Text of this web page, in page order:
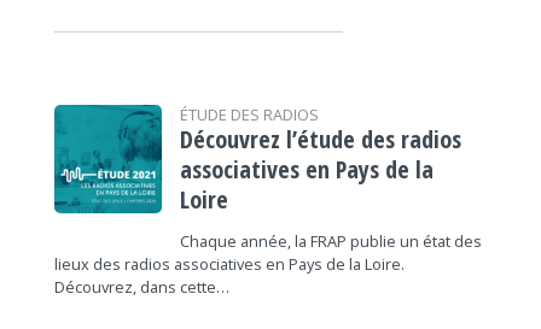
ÉTUDE DES RADIOS
Découvrez l’étude des radios
associatives en Pays de la
Loire
Chaque année, la FRAP publie un état des
lieux des radios associatives en Pays de la Loire.
Découvrez, dans cette…